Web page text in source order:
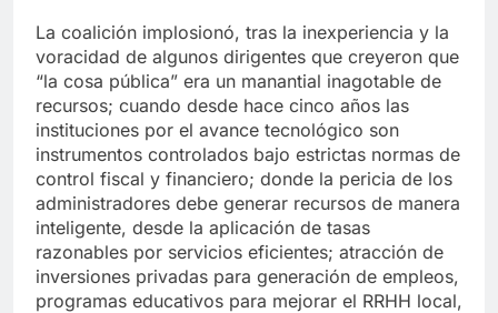
La coalición implosionó, tras la inexperiencia y la
voracidad de algunos dirigentes que creyeron que
“la cosa pública” era un manantial inagotable de
recursos; cuando desde hace cinco años las
instituciones por el avance tecnológico son
instrumentos controlados bajo estrictas normas de
control fiscal y financiero; donde la pericia de los
administradores debe generar recursos de manera
inteligente, desde la aplicación de tasas
razonables por servicios eficientes; atracción de
inversiones privadas para generación de empleos,
programas educativos para mejorar el RRHH local,